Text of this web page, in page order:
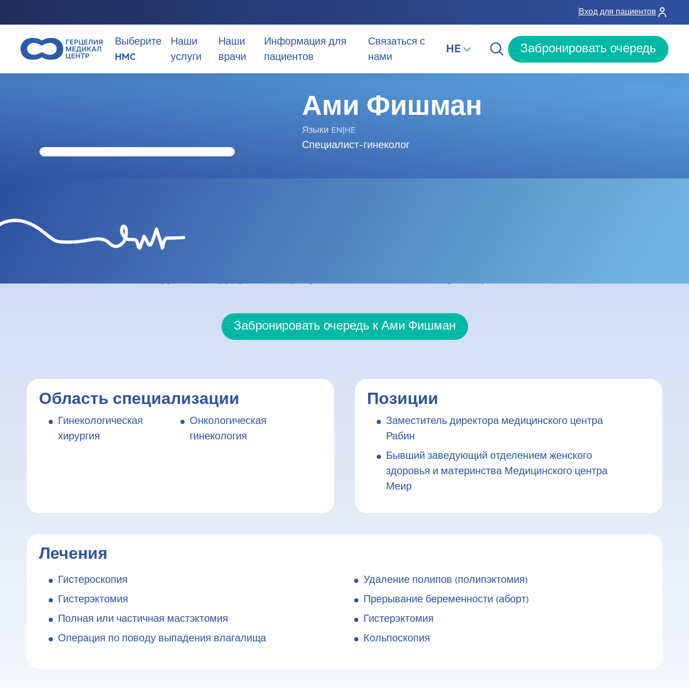
Вход для пациентов
Выберите
HMC
Наши
услуги
Наши
врачи
Информация для
пациентов
Связаться с
нами
HE
HE
EN
Забронировать очередь
Ами Фишман
Языки EN|HE
Специалист-гинеколог
Эксперт в области гинекологии, акушерства и гинекологической онкологии, он возглавляет
Забронировать очередь к Ами Фишман
Область специализации
Гинекологическая
хирургия
Онкологическая
гинекология
Позиции
Заместитель директора медицинского центра
Рабин
Бывший заведующий отделением женского
здоровья и материнства Медицинского центра
Меир
Лечения
Гистероскопия
Гистерэктомия
Полная или частичная мастэктомия
Операция по поводу выпадения влагалища
Удаление полипов (полипэктомия)
Прерывание беременности (аборт)
Гистерэктомия
Кольпоскопия